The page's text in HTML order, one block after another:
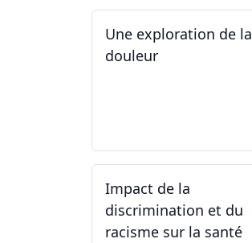
Une exploration de la
douleur
Impact de la
discrimination et du
racisme sur la santé